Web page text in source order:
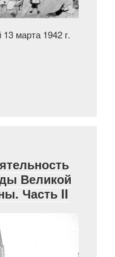
марта 1942 г.
Великой
Часть II